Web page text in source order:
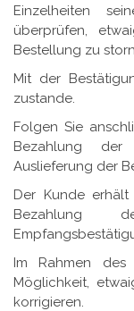
Einzelheiten
überprüfen,
Bestellung zu
Mit der
zustande.
Folgen Sie
Bezahlung
Auslieferung der
Der Kunde
Bezahlung
Im Rahmen
Möglichkeit,
korrigieren.